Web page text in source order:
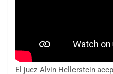
El juez Alvin Hellerstein